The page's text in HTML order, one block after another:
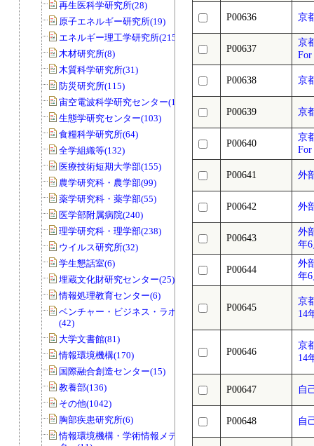
再生医科学研究所(28)
原子エネルギー研究所(19)
エネルギー理工学研究所(215)
木材研究所(8)
木質科学研究所(31)
防災研究所(115)
宙空電波科学研究センター(11)
生態学研究センター(103)
食糧科学研究所(64)
全学組織等(132)
医療技術短期大学部(155)
農学研究科・農学部(99)
薬学研究科・薬学部(55)
医学部附属病院(240)
理学研究科・理学部(238)
ウイルス研究所(32)
学生懇話室(6)
埋蔵文化財研究センター(25)
情報処理教育センター(6)
ベンチャー・ビジネス・ラボラトリー
(42)
大学文書館(81)
情報環境機構(170)
国際融合創造センター(15)
教養部(136)
その他(1042)
胸部疾患研究所(6)
情報環境機構・学術情報メディアセン
P00636 京
P00637
京
P00638 京
P00639 京
P00640
京
P00641 外
P00642 外
P00643
外
年
P00644
外
年
P00645
京
14
P00646
京
14
P00647 自
P00648 自